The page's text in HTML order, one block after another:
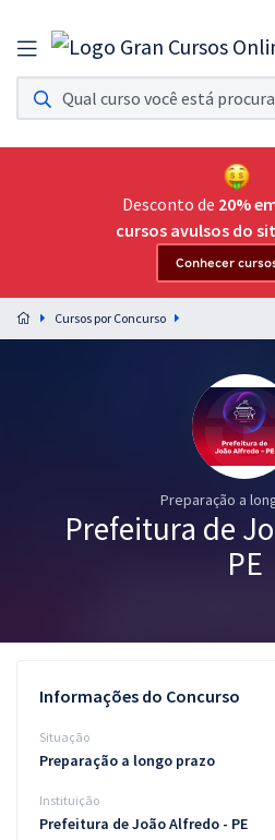
Assinatura Ilimitada 11
Acesso a todos os cursos. Teste grátis por 7
Assinatura OAB Até Passar
Acesso ilimitado a toda preparação para o
Preparação completa e intensiva para as
residências em saúde do Brasil
Conteúdo gratuito
Blog
Desconto de 20%
cursos avulsos do
Conhecer
Cursos por Concurso
Preparação a
Prefeitura de
PE
Informações do Concurso
Situação
Preparação a longo prazo
Instituição
Prefeitura de João Alfredo - PE